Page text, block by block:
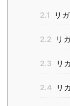
2.1 リ
2.2 リ
2.3 リ
2.4 リ